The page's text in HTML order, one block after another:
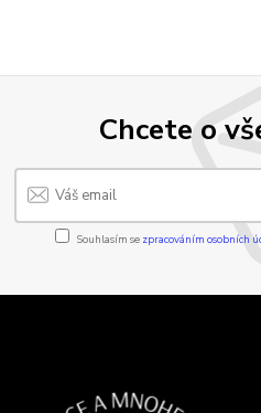
Chcete o
Souhlasím se zpracováním osobních